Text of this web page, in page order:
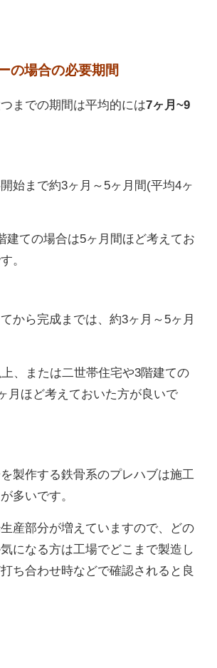
の場合の必要期間
までの期間は平均的には7ヶ月~9
始まで約3ヶ月～5ヶ月間(平均4ヶ
建ての場合は5ヶ月間ほど考えてお
。
から完成までは、約3ヶ月～5ヶ月
、または二世帯住宅や3階建ての
月ほど考えておいた方が良いで
製作する鉄骨系のプレハブは施工
多いです。
産部分が増えていますので、どの
になる方は工場でどこまで製造し
ち合わせ時などで確認されると良